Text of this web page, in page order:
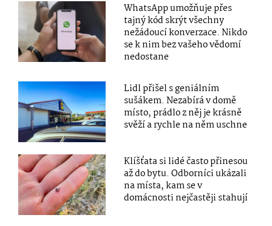
WhatsApp umožňuje přes
tajný kód skrýt všechny
nežádoucí konverzace. Nikdo
se k nim bez vašeho vědomí
nedostane
Lidl přišel s geniálním
sušákem. Nezabírá v domě
místo, prádlo z něj je krásně
svěží a rychle na něm uschne
Klíšťata si lidé často přinesou
až do bytu. Odborníci ukázali
na místa, kam se v
domácnosti nejčastěji stahují